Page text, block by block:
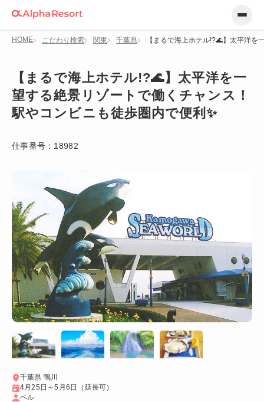
HOME こだわり検索 関東 千葉県 【まるで海上ホテル!?🌊】太平洋
【まるで海上ホテル!?🌊】太平洋を一
望する絶景リゾートで働くチャンス！
駅やコンビニも徒歩圏内で便利✨
仕事番号： 18982
千葉県 鴨川
4月25日～5月6日（延長可）
ベル